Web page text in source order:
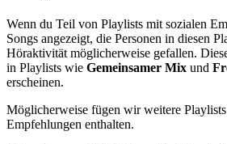
Wenn du Teil von Playlists mit sozialen
Songs angezeigt, die Personen in diesen
Höraktivität möglicherweise gefallen.
in Playlists wie Gemeinsamer Mix und
erscheinen.
Möglicherweise fügen wir weitere
Empfehlungen enthalten.